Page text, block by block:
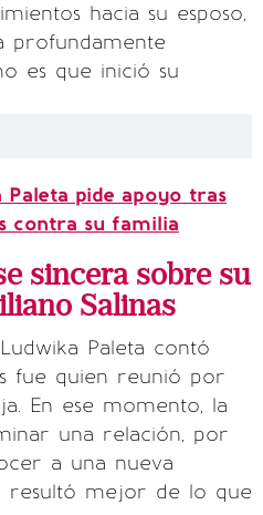
hacia su esposo,
profundamente
es que inició su
Paleta pide apoyo tras
contra su familia
sincera sobre su
Salinas
Paleta contó
fue quien reunió por
En ese momento, la
una relación, por
a una nueva
resultó mejor de lo que